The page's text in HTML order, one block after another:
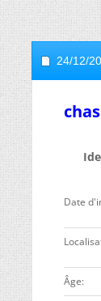
24/12/
Date
ge